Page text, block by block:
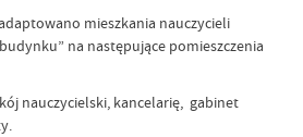
mieszkania nauczycieli
na następujące pomieszczenia
nauczycielski, kancelarię, gabinet